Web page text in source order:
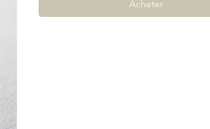
Acheter